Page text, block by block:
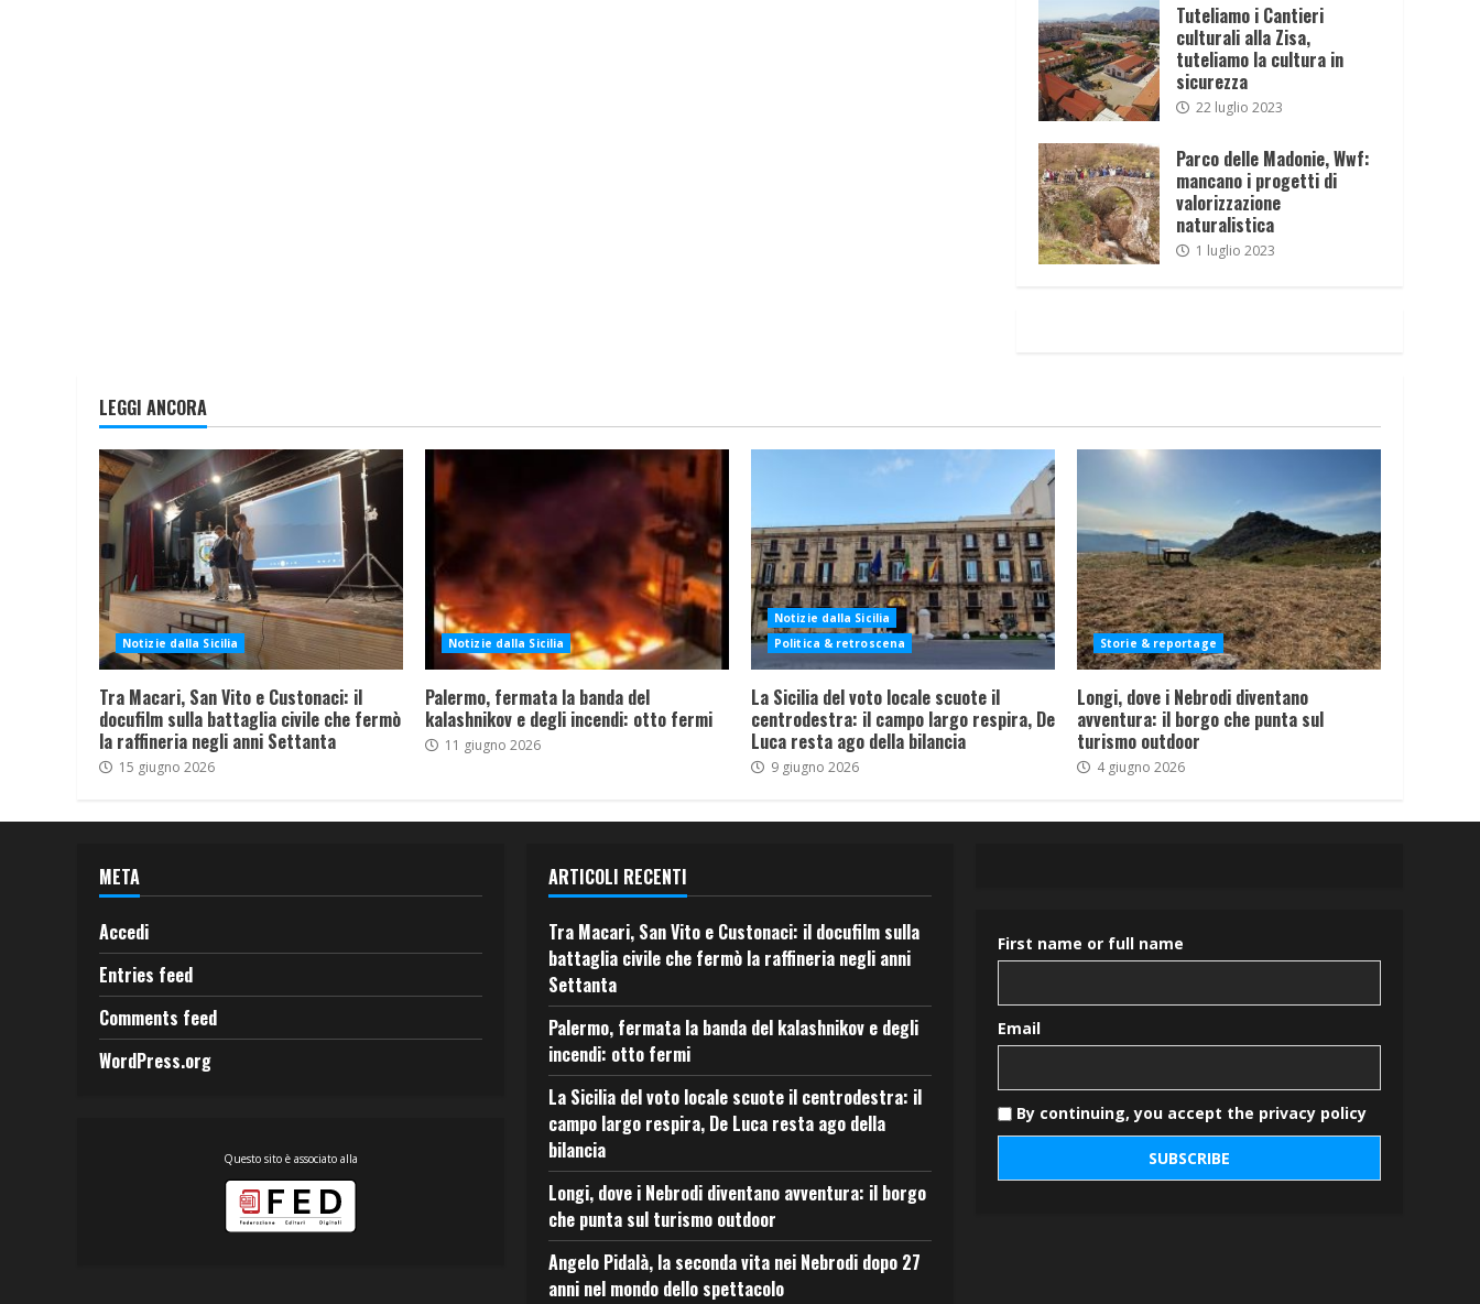
Tuteliamo i Cantieri
culturali alla Zisa,
tuteliamo la cultura in
sicurezza
22 luglio 2023
Parco delle Madonie, Wwf:
mancano i progetti di
valorizzazione
naturalistica
1 luglio 2023
LEGGI ANCORA
Notizie dalla Sicilia
Tra Macari, San Vito e Custonaci: il
docufilm sulla battaglia civile che fermò
la raffineria negli anni Settanta
15 giugno 2026
Notizie dalla Sicilia
Palermo, fermata la banda del
kalashnikov e degli incendi: otto fermi
11 giugno 2026
Notizie dalla Sicilia
Politica & retroscena
La Sicilia del voto locale scuote il
centrodestra: il campo largo respira, De
Luca resta ago della bilancia
9 giugno 2026
Storie & reportage
Longi, dove i Nebrodi diventano
avventura: il borgo che punta sul
turismo outdoor
4 giugno 2026
META
Accedi
Entries feed
Comments feed
WordPress.org
Questo sito è associato alla
ARTICOLI RECENTI
Tra Macari, San Vito e Custonaci: il docufilm sulla
battaglia civile che fermò la raffineria negli anni
Settanta
Palermo, fermata la banda del kalashnikov e degli
incendi: otto fermi
La Sicilia del voto locale scuote il centrodestra: il
campo largo respira, De Luca resta ago della
bilancia
Longi, dove i Nebrodi diventano avventura: il borgo
che punta sul turismo outdoor
Angelo Pidalà, la seconda vita nei Nebrodi dopo 27
anni nel mondo dello spettacolo
First name or full name
Email
By continuing, you accept the privacy policy